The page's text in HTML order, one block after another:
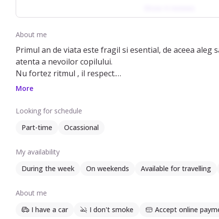
About me
Primul an de viata este fragil si esential, de aceea aleg sa lucrez in mod special cu bebelusi. Am ingrijit copii cu varste
atenta a nevoilor copilului.
Nu fortez ritmul , il respect.
Inteleg cat de greu este sa lasi un copil atat de mic in
Scopul meu este simplu: Un copil calm si o mama
Sunt disponibilă în timpul săptămânii și în weekend, part-time sau ocazional.
Vorbesc engleză, franceză și spaniolă.
More
Looking for schedule
Part-time
Ocassional
My availability
During the week
On weekends Available for travelling
About me
I have a car
I don't smoke Accept online